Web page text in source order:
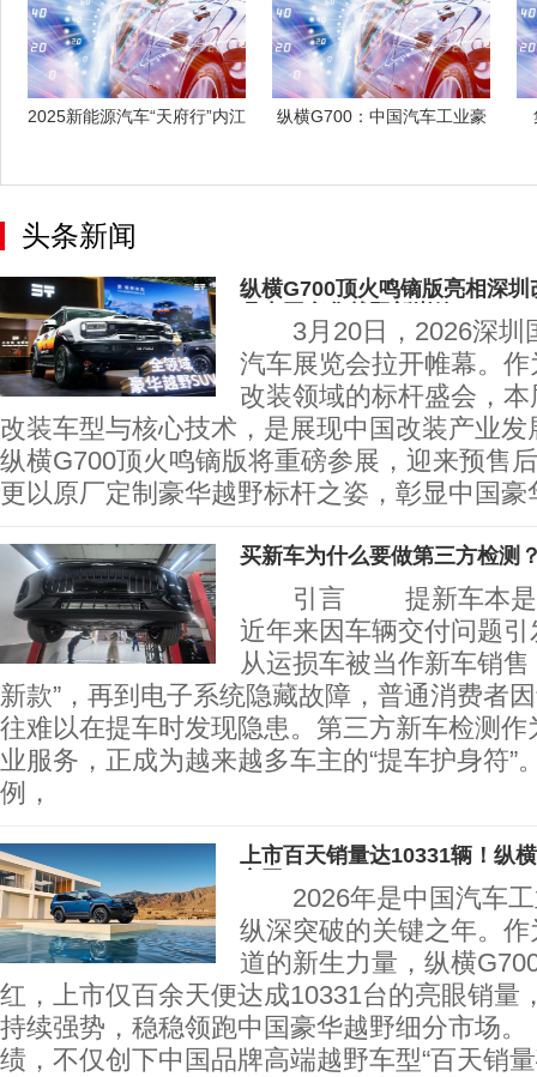
2025新能源汽车“天府行”内江
纵横G700：中国汽车工业豪
头条新闻
纵横G700顶火鸣镝版亮相深
3月20日，2026深圳
汽车展览会拉开帷幕。
改装领域的标杆盛会，
改装车型与核心技术，是展现中国改装产业
纵横G700顶火鸣镝版将重磅参展，迎来预售
更以原厂定制豪华越野标杆之姿，彰显中国
买新车为什么要做第三方检测
引言 提新车本是人
近年来因车辆交付问题
从运损车被当作新车销
新款”，再到电子系统隐藏故障，普通消费者
往难以在提车时发现隐患。第三方新车检测
业服务，正成为越来越多车主的“提车护身符”
例，
上市百天销量达10331辆！纵
2026年是中国汽车工
纵深突破的关键之年。作
道的新生力量，纵横
红，上市仅百余天便达成10331台的亮眼销量
持续强势，稳稳领跑中国豪华越野细分市
绩，不仅创下中国品牌高端越野车型“百天销